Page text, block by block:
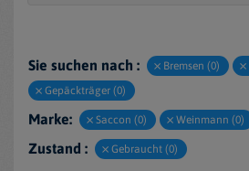
Sie suchen nach :
Bremsen (0)
Gepäckträger (0)
Marke: Saccon (0) Weinmann (0)
Zustand : Gebraucht (0)